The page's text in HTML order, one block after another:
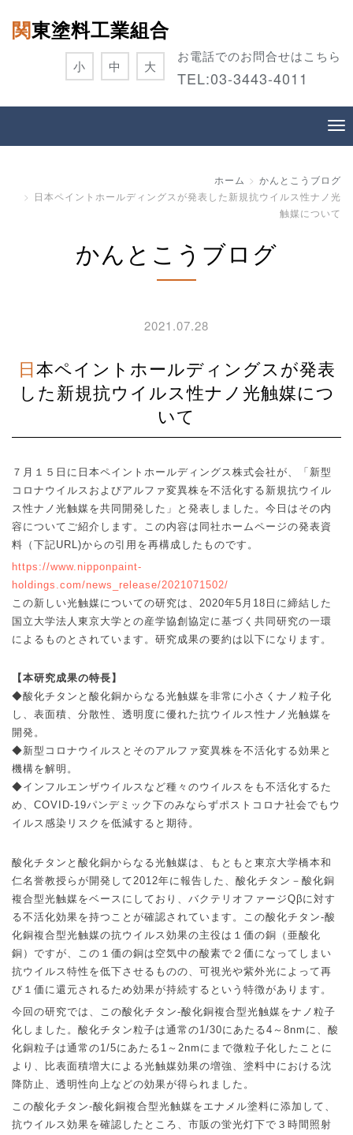
関東塗料工業組合
お電話でのお問合せはこちら
TEL:03-3443-4011
小 中 大
ホーム
かんとこうブログ
日本ペイントホールディングスが発表した新規抗ウイルス性ナノ光
触媒について
かんとこうブログ
2021.07.28
日本ペイントホールディングスが発表
した新規抗ウイルス性ナノ光触媒につ
いて
７月１５日に日本ペイントホールディングス株式会社が、「新型
コロナウイルスおよびアルファ変異株を不活化する新規抗ウイル
ス性ナノ光触媒を共同開発した」と発表しました。今日はその内
容についてご紹介します。この内容は同社ホームページの発表資
料（下記URL)からの引用を再構成したものです。
https://www.nipponpaint-
holdings.com/news_release/2021071502/
この新しい光触媒についての研究は、 2020年5 月 18 日に締結した
国立大学法人東京大学との産学協創協定に基づく共同研究の一環
によるものとされています。研究成果の要約は以下になります。
【本研究成果の特長】
◆酸化チタンと酸化銅からなる光触媒を非常に小さくナノ粒子化
し、表面積、分散性、透明度に優れた抗ウイルス性ナノ光触媒を
開発。
◆新型コロナウイルスとそのアルファ変異株を不活化する効果と
機構を解明。
◆インフルエンザウイルスなど種々のウイルスをも不活化するた
め、 COVID-19パンデミック下のみならずポストコロナ社会でもウ
イルス感染リスクを低減すると期待。
酸化チタンと酸化銅からなる光触媒は、もともと東京大学橋本和
仁名誉教授らが開発して 2012年に報告した、酸化チタン－酸化銅
複合型光触媒をベースにしており、バクテリオファージQβに対す
る不活化効果を持つことが確認されています。この酸化チタン-酸
化銅複合型光触媒の抗ウイルス効果の主役は１価の銅（亜酸化
銅）ですが、この１価の銅は空気中の酸素で２価になってしまい
抗ウイルス特性を低下させるものの、可視光や紫外光によって再
び１価に還元されるため効果が持続するという特徴があります。
今回の研究では、この酸化チタン-酸化銅複合型光触媒をナノ粒子
化しました。酸化チタン粒子は通常の1/30にあたる4 ～ 8nm に、酸
化銅粒子は通常の1/5にあたる 1 ～ 2nm にまで微粒子化したことに
より、比表面積増大による光触媒効果の増強、塗料中における沈
降防止、透明性向上などの効果が得られました。
この酸化チタン-酸化銅複合型光触媒をエナメル塗料に添加して、
抗ウイルス効果を確認したところ、市販の蛍光灯下で３時間照射